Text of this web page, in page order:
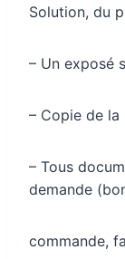
Solution, du
– Un exposé
– Copie de la
– Tous
demande
commande,